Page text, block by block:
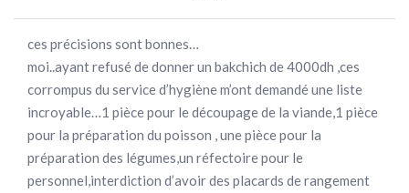
ces précisions sont bonnes…
moi..ayant refusé de donner un bakchich de 4000dh ,ces
corrompus du service d’hygiène m’ont demandé une liste
incroyable…1 pièce pour le découpage de la viande,1 pièce
pour la préparation du poisson , une pièce pour la
préparation des légumes,un réfectoire pour le
personnel,interdiction d’avoir des placards de rangement